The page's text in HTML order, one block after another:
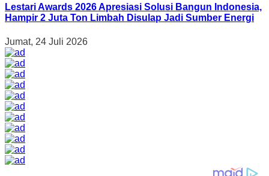
Lestari Awards 2026 Apresiasi Solusi Bangun Indonesia,
Hampir 2 Juta Ton Limbah Disulap Jadi Sumber Energi
Jumat, 24 Juli 2026